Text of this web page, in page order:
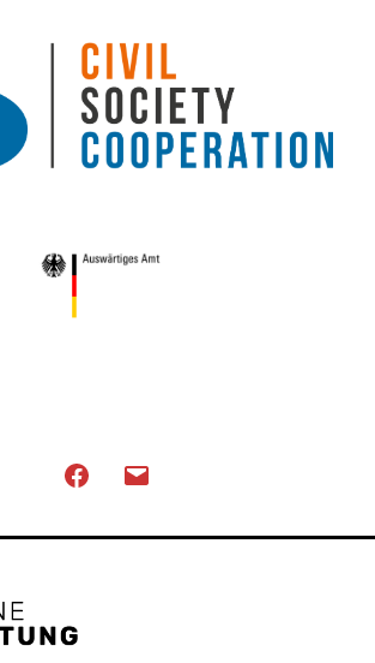
Facebook